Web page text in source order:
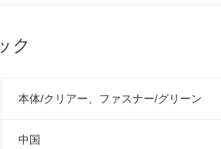
ク
本体/クリアー、ファスナー/グリーン
中国